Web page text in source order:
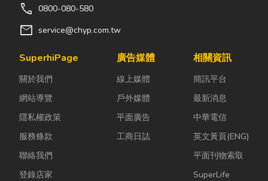
裂,原油洩漏約1,080萬
計,而海岸線污染達
1,000英哩以上,最後該
石油公司決定使用綠天
半年後美國政府招集環
保、生物、化學、海洋
科學家在污染地點再對
call 0800-080-580
mail service@chyp.com.tw
SuperhiPage
關於我們
網站導覽
隱私權政策
服務條款
聯絡我們
登錄店家
廣告媒體
線上媒體
戶外媒體
平面廣告
工商日誌
相關資訊
簡訊平台
最新消息
中華電信
英文黃頁(ENG)
平面刊物索取
SuperLife